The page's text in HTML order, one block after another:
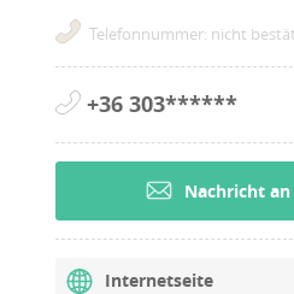
Telefonnummer: nicht
+36 303******
Nachricht
Internetseite